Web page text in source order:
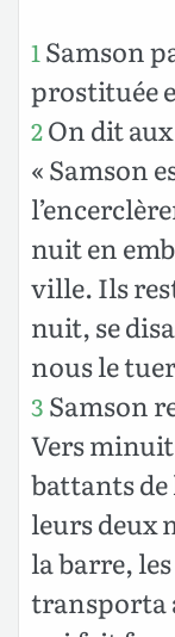
1 Samson
prostituée
2On dit
« Samson
nuit en
ville. Ils
nuit, se
nous le
3 Samson
Vers
battants
leurs deux
la barre,
transporta